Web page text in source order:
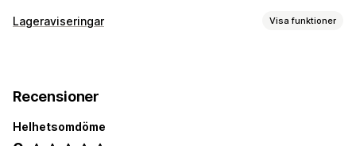
Aviseringstyper
Aviseringsregler
Lageraviseringar Visa funktioner
Aviseringsinställningar
Recensioner
Helhetsomdöme